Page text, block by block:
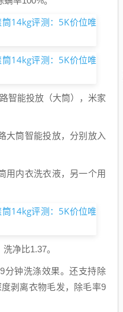
智能投放（大筒），米家
大筒智能投放，分别放入
用内衣洗衣液，另一个用
净比1.37。
分钟洗涤效果。还支持除
剥离衣物毛发，除毛率9